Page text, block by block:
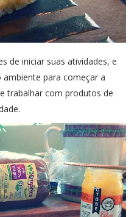
de iniciar suas atividades, e
para começar a
trabalhar com produtos de